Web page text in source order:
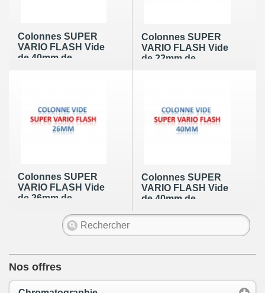
Colonnes SUPER
VARIO FLASH Vide
de 40mm de
Colonnes SUPER
VARIO FLASH Vide
de 22mm de
Colonnes SUPER
VARIO FLASH Vide
de 26mm de
(Avec 2 frittés et
joint) (50 par boîte)
Colonnes SUPER
VARIO FLASH Vide
de 40mm de
Nos offres